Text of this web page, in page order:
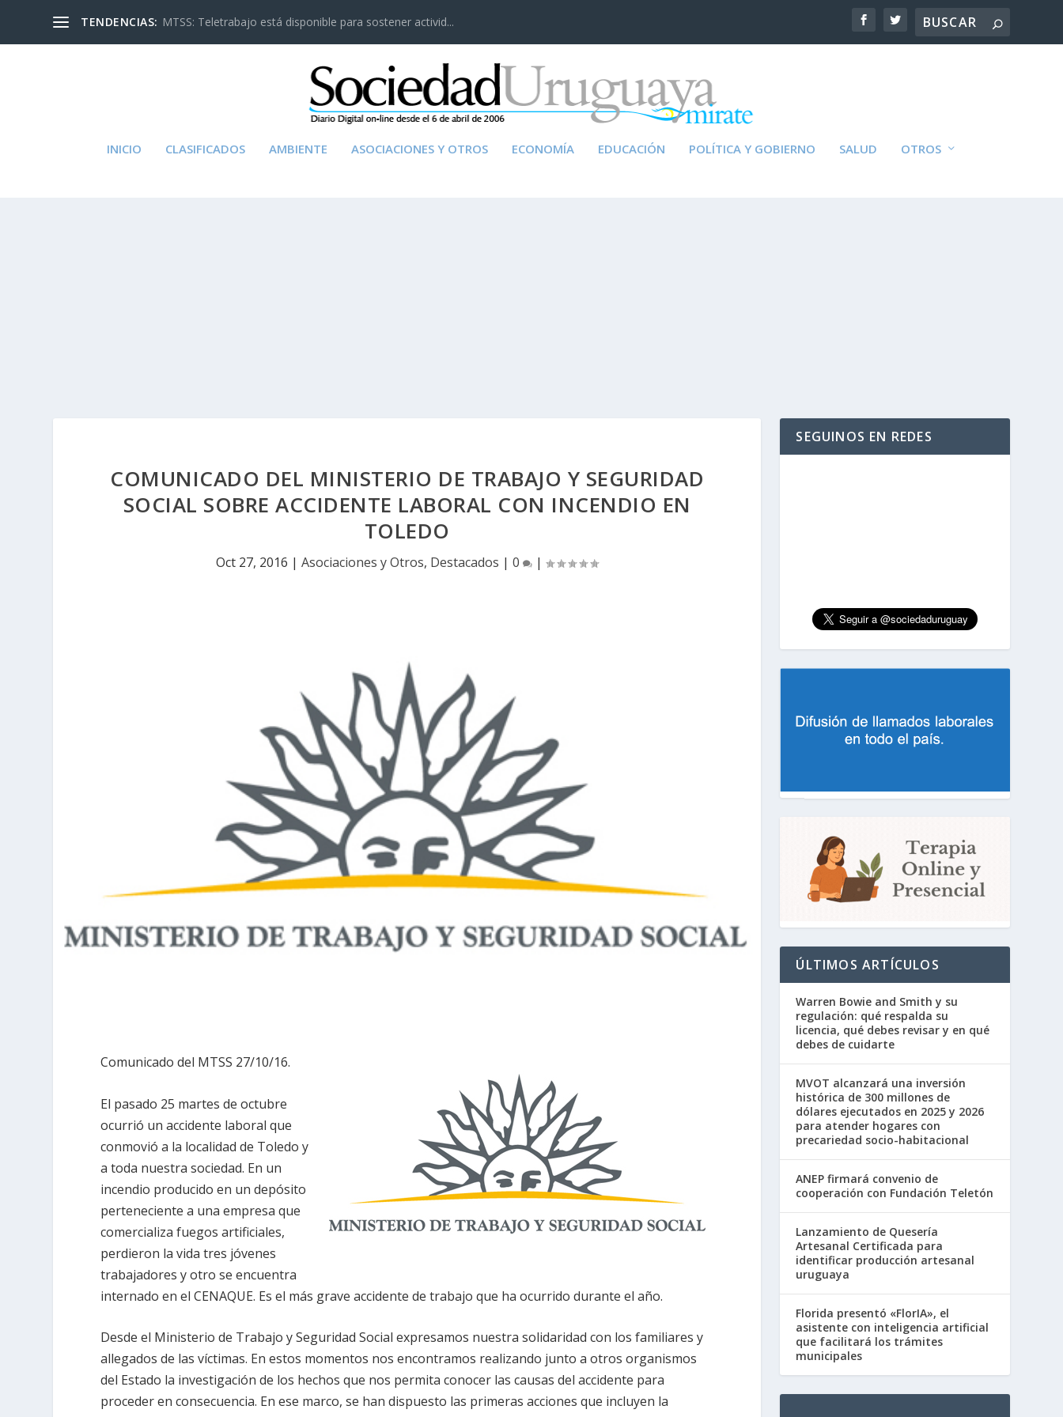
TENDENCIAS: MTSS: Teletrabajo está disponible para sostener activid...
INICIO CLASIFICADOS AMBIENTE ASOCIACIONES Y OTROS ECONOMÍA EDUCACIÓN POLÍTICA Y GOBIERNO SALUD OTROS
COMUNICADO DEL MINISTERIO DE TRABAJO Y SEGURIDAD
SOCIAL SOBRE ACCIDENTE LABORAL CON INCENDIO EN
TOLEDO
Oct 27, 2016 |Asociaciones y Otros, Destacados |0 |
Comunicado del MTSS 27/10/16.
El pasado 25 martes de octubre
ocurrió un accidente laboral que
conmovió a la localidad de Toledo y
a toda nuestra sociedad. En un
incendio producido en un depósito
perteneciente a una empresa que
comercializa fuegos artificiales,
perdieron la vida tres jóvenes
trabajadores y otro se encuentra
internado en el CENAQUE. Es el más grave accidente de trabajo que ha ocurrido durante el año.
Desde el Ministerio de Trabajo y Seguridad Social expresamos nuestra solidaridad con los familiares y
allegados de las víctimas. En estos momentos nos encontramos realizando junto a otros organismos
del Estado la investigación de los hechos que nos permita conocer las causas del accidente para
proceder en consecuencia. En ese marco, se han dispuesto las primeras acciones que incluyen la
SEGUINOS EN REDES
ÚLTIMOS ARTÍCULOS
Warren Bowie and Smith y su
regulación: qué respalda su
licencia, qué debes revisar y en qué
debes de cuidarte
MVOT alcanzará una inversión
histórica de 300 millones de
dólares ejecutados en 2025 y 2026
para atender hogares con
precariedad socio-habitacional
ANEP firmará convenio de
cooperación con Fundación Teletón
Lanzamiento de Quesería
Artesanal Certificada para
identificar producción artesanal
uruguaya
Florida presentó «FlorIA», el
asistente con inteligencia artificial
que facilitará los trámites
municipales